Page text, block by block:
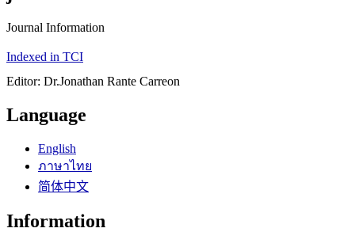
Journal Information
Indexed in TCI
Editor: Dr.Jonathan Rante Carreon
Language
English
ภาษาไทย
简体中文
Information